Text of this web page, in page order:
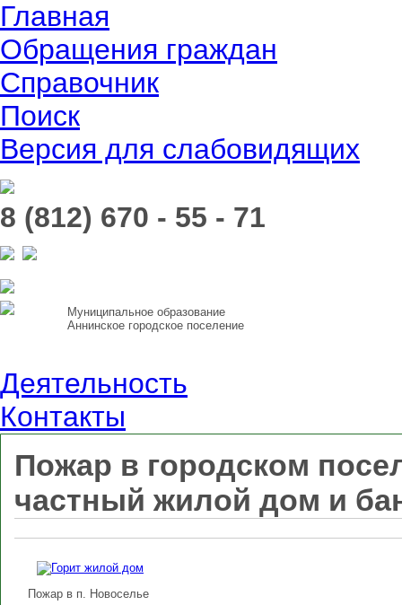
Главная
Обращения граждан
Справочник
Поиск
Версия для слабовидящих
8 (812) 670 - 55 - 71
Муниципальное образование
Аннинское городское поселение
Деятельность
Контакты
Пожар в городском
частный жилой дом и
Пожар в п. Новоселье